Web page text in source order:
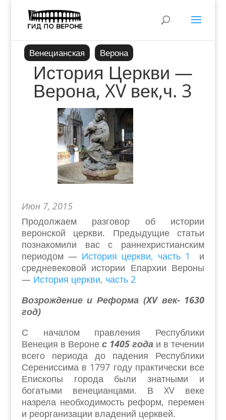
Венецианская Верона
История Церкви —
Верона, XV век,ч. 3
Июн 7, 2015
Продолжаем разговор об истории
веронской церкви. Предыдущие статьи
познакомили вас с раннехристианским
периодом — История церкви, часть 1
и
средневековой истории Епархии Вероны
— История церкви, часть 2
Возрождение и Реформа (XVвек- 1630
год)
С началом правления Республики
Венеция в Вероне с 1405 года и в течении
всего периода до падения Республики
Серениссима в 1797 году практически все
Епископы города были знатными и
богатыми венецианцами. ВXV веке
назрела необходимость реформ, перемен
и реорганизации владений церквей.